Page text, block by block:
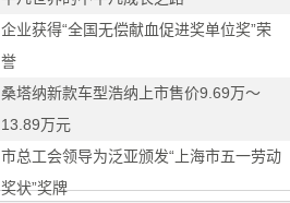
企业获得“全国无偿献血促进奖单位奖”荣
誉
桑塔纳新款车型浩纳上市售价9.69万～
13.89万元
市总工会领导为泛亚颁发“上海市五一劳动
奖状”奖牌